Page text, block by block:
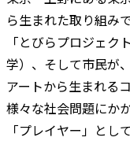
ら生まれた取り組みで
「とびらプロジェ
学）、そして市民が、
アートから生まれる
様々な社会問題にか
「プレイヤー」と